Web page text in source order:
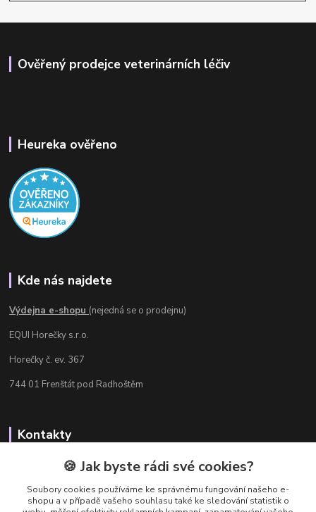
Ověřený prodejce veterinárních léčiv
Heureka ověřeno
Kde nás najdete
Výdejna e-shopu (nejedná se o prodejnu)
EQUI Horečky s.r.o.
Horečky č. ev. 367
744 01 Frenštát pod Radhoštěm
Kontakty
Radka Chamrádová
+420 737 484 708
Výdejna e-shopu: Po-Ne, 8-20 hod.
🍪 Jak byste rádi své cookies?
Soubory cookies používáme ke správnému fungování našeho e-
shopu a v případě vašeho souhlasu také ke sledování statistik o